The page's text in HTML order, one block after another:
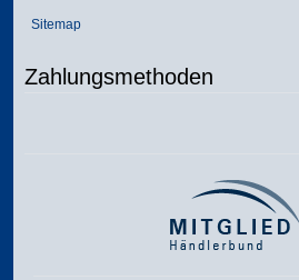
Sitemap
Zahlungsmethoden